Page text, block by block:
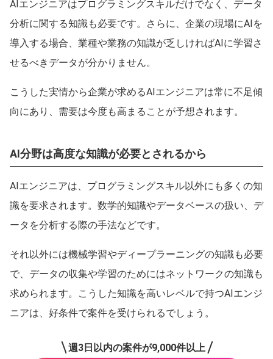
AIエンジニアはプログラミングスキルだけでなく、データ
分析に関する知識も必要です。さらに、企業の現場にAIを
導入する場合、業種や業務の知識が乏しければAIに学習さ
せるべきデータが分かりません。
こうした実情から企業が求めるAIエンジニアは常に不足傾
向にあり、需要は今度も高まることが予想されます。
AI分野は高度な知識が必要とされるから
AIエンジニアは、プログラミングスキル以外にも多くの知
識を要求されます。数学的知識やデータベースの扱い、デ
ータを分析する際の手法などです。
それ以外には機械学習やディープラーニングの知識も必要
で、データの収集や学習のためにはネットワークの知識も
求められます。こうした知識を高いレベルで持つAIエンジ
ニアは、好条件で案件を受けられるでしょう。
週3日以内の案件が9,000件以上